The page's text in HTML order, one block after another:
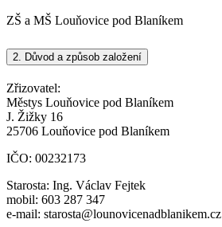
ZŠ a MŠ Louňovice pod Blaníkem
2. Důvod a způsob založení
Zřizovatel:
Městys Louňovice pod Blaníkem
J. Žižky 16
25706 Louňovice pod Blaníkem
IČO: 00232173
Starosta: Ing. Václav Fejtek
mobil: 603 287 347
e-mail: starosta@lounovicenadblanikem.cz